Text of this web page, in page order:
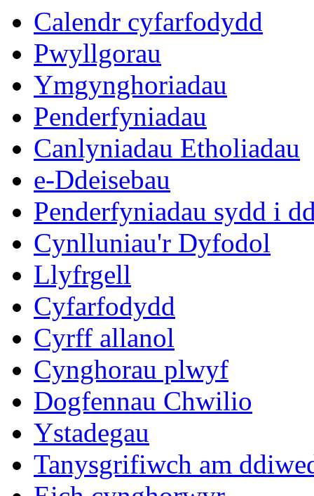
Calendr cyfarfodydd
Pwyllgorau
Ymgynghoriadau
Penderfyniadau
Canlyniadau Etholiadau
e-Ddeisebau
Penderfyniadau sydd i
Cynlluniau'r Dyfodol
Llyfrgell
Cyfarfodydd
Cyrff allanol
Cynghorau plwyf
Dogfennau Chwilio
Ystadegau
Tanysgrifiwch am